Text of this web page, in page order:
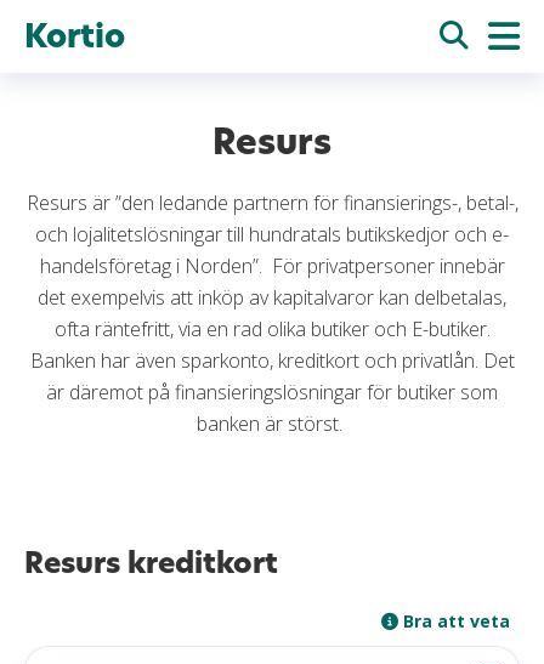
Kortio
Resurs
Resurs är ”den ledande partnern för finansierings-, betal-,
och lojalitetslösningar till hundratals butikskedjor och e-
handelsföretag i Norden”. För privatpersoner innebär
det exempelvis att inköp av kapitalvaror kan delbetalas,
ofta räntefritt, via en rad olika butiker och E-butiker.
Banken har även sparkonto, kreditkort och privatlån. Det
är däremot på finansieringslösningar för butiker som
banken är störst.
Resurs kreditkort
Bra att veta